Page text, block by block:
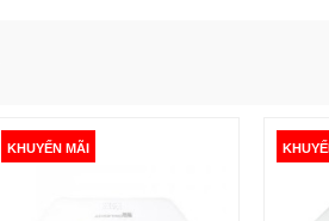
Máy chiếu Boxlight
KHUYẾN MÃI